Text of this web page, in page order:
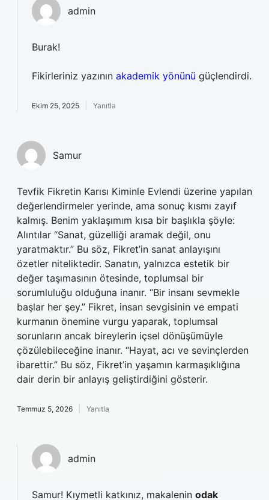
admin
Burak!
Fikirleriniz yazının akademik yönünü güçlendirdi.
Ekim 25, 2025 Yanıtla
Samur
Tevfik Fikretin Karısı Kiminle Evlendi üzerine yapılan
değerlendirmeler yerinde, ama sonuç kısmı zayıf
kalmış. Benim yaklaşımım kısa bir başlıkla şöyle:
Alıntılar “Sanat, güzelliği aramak değil, onu
yaratmaktır.” Bu söz, Fikret’in sanat anlayışını
özetler niteliktedir. Sanatın, yalnızca estetik bir
değer taşımasının ötesinde, toplumsal bir
sorumluluğu olduğuna inanır. “Bir insanı sevmekle
başlar her şey.” Fikret, insan sevgisinin ve empati
kurmanın önemine vurgu yaparak, toplumsal
sorunların ancak bireylerin içsel dönüşümüyle
çözülebileceğine inanır. “Hayat, acı ve sevinçlerden
ibarettir.” Bu söz, Fikret’in yaşamın karmaşıklığına
dair derin bir anlayış geliştirdiğini gösterir.
Temmuz 5, 2026 Yanıtla
admin
Samur! Kıymetli katkınız, makalenin odak